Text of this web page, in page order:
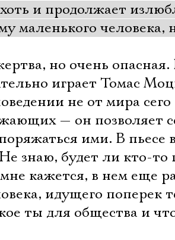
и продолжает
маленького человека,
но очень
играет Томас
не от мира
— он позволяет
ими. В
знаю, будет ли кто-то
кажется, в нем еще
идущего поперек
ты для общества и